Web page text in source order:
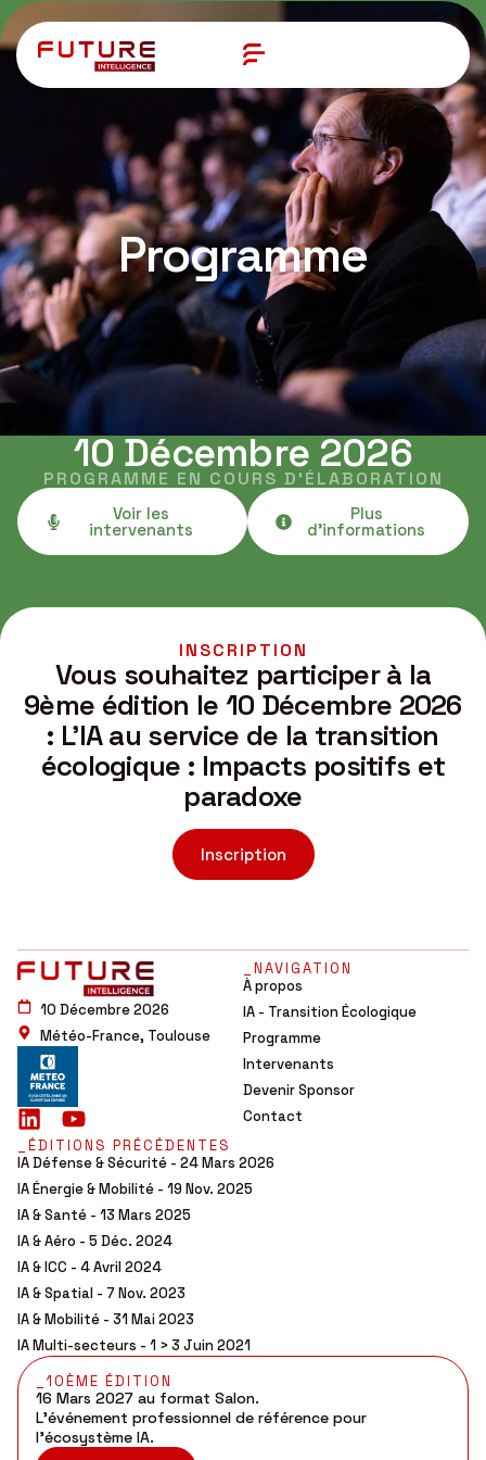
Programme
10 Décembre 2026
PROGRAMME EN COURS D'ÉLABORATION
Voir les
intervenants
Plus
d'informations
INSCRIPTION
Vous souhaitez participer à la
9ème édition le 10 Décembre 2026
: L’IA au service de la transition
écologique : Impacts positifs et
paradoxe
Inscription
10 Décembre 2026
Météo-France, Toulouse
_NAVIGATION
À propos
IA - Transition Écologique
Programme
Intervenants
Devenir Sponsor
Contact
_ÉDITIONS PRÉCÉDENTES
IA Défense & Sécurité - 24 Mars 2026
IA Énergie & Mobilité - 19 Nov. 2025
IA & Santé - 13 Mars 2025
IA & Aéro - 5 Déc. 2024
IA & ICC - 4 Avril 2024
IA & Spatial - 7 Nov. 2023
IA & Mobilité - 31 Mai 2023
IA Multi-secteurs - 1 > 3 Juin 2021
_10ÈME ÉDITION
16 Mars 2027 au format Salon.
L’événement professionnel de référence pour
l’écosystème IA.